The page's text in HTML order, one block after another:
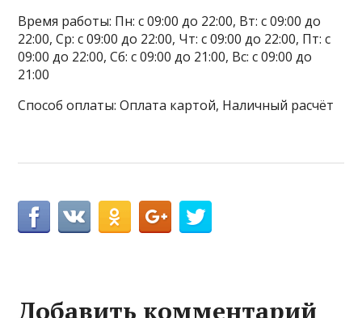
Время работы: Пн: с 09:00 до 22:00, Вт: с 09:00 до
22:00, Ср: с 09:00 до 22:00, Чт: с 09:00 до 22:00, Пт: с
09:00 до 22:00, Сб: с 09:00 до 21:00, Вс: с 09:00 до
21:00
Способ оплаты: Оплата картой, Наличный расчёт
Добавить комментарий